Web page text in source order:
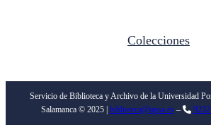
Colecciones
Servicio de Biblioteca y Archivo de la Universidad
Salamanca © 2025 | biblioteca@upsa.es–